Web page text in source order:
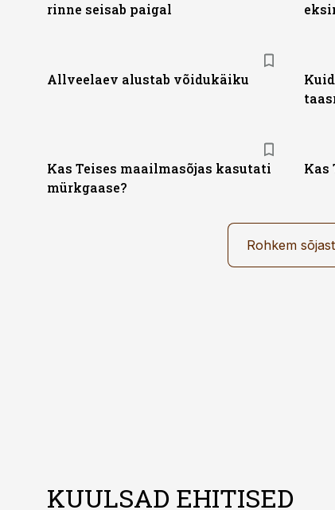
rinne seisab paigal
Allveelaev alustab võidukäiku
Kas Teises maailmasõjas kasutati
mürkgaase?
Kas
Rohkem sõjast
KUULSAD EHITISED